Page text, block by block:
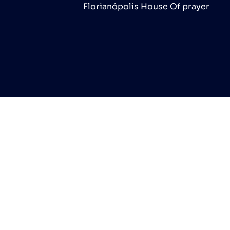
Florianópolis House Of prayer